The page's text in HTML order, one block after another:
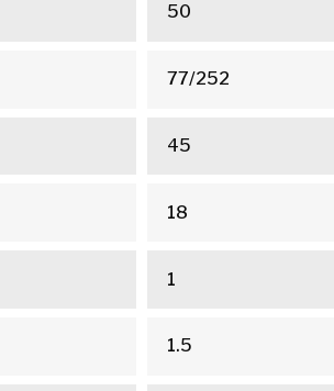
50
77/252
45
18
1
1.5